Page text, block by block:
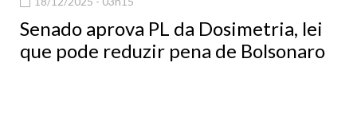
Senado aprova PL da Dosimetria, lei
que pode reduzir pena de Bolsonaro